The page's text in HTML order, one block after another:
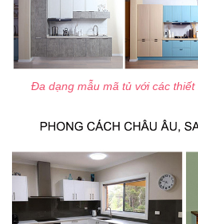
Đa dạng mẫu mã tủ với các